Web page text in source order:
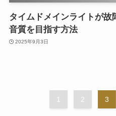
タイムドメインライトが
音質を目指す方法
2025年9月3日
1 2 3